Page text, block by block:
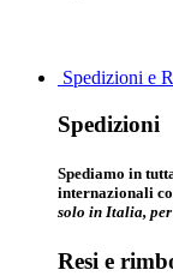
Spedizioni e
Spedizioni
Spediamo in
internazionali
solo in Italia,
Resi e